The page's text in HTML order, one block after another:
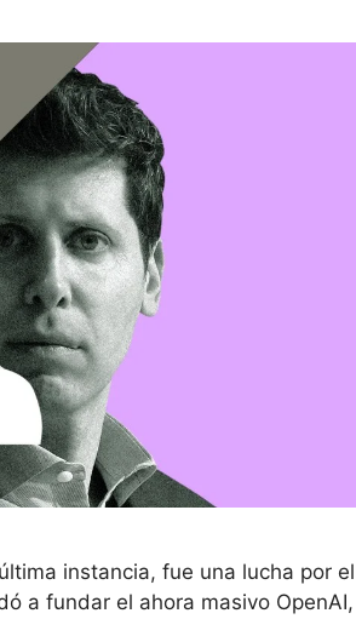
instancia, fue una lucha por el
a fundar el ahora masivo OpenAI,